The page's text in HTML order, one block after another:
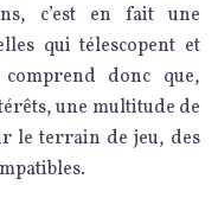
c’est en fait une
qui télescopent et
donc que,
une multitude de
le terrain de jeu, des